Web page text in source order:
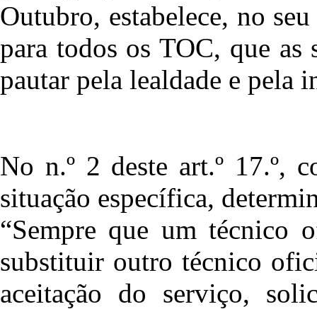
Outubro, estabelece, no
para todos os TOC, que as
pautar pela lealdade e pela
No n.º 2 deste art.º 17.º,
situação específica,
“Sempre que um técnico
substituir outro técnico
aceitação do serviço,